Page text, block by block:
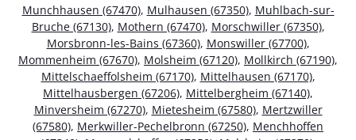
Munchhausen (67470), Mulhausen (67350), Muhlbach-sur-
Bruche (67130), Mothern (67470), Morschwiller (67350),
Morsbronn-les-Bains (67360), Monswiller (67700),
Mommenheim (67670), Molsheim (67120), Mollkirch (67190),
Mittelschaeffolsheim (67170), Mittelhausen (67170),
Mittelhausbergen (67206), Mittelbergheim (67140),
Minversheim (67270), Mietesheim (67580), Mertzwiller
(67580), Merkwiller-Pechelbronn (67250), Menchhoffen